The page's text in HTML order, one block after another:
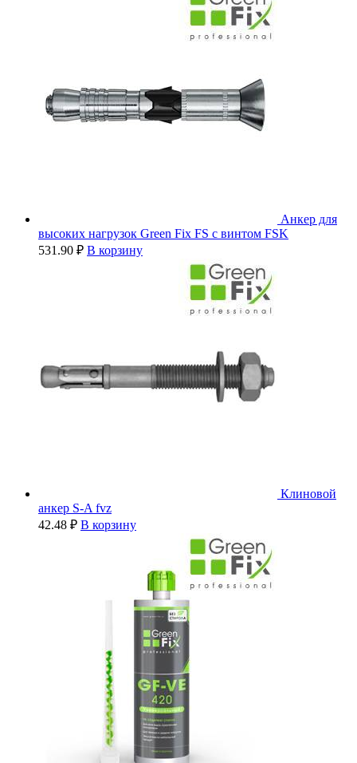
Анкер для
высоких нагрузок Green Fix FS с винтом FSK
531.90 ₽ В корзину
Клиновой
анкер S-A fvz
42.48 ₽ В корзину